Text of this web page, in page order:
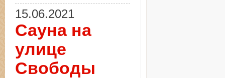
15.06.2021
Сауна на
улице
Свободы